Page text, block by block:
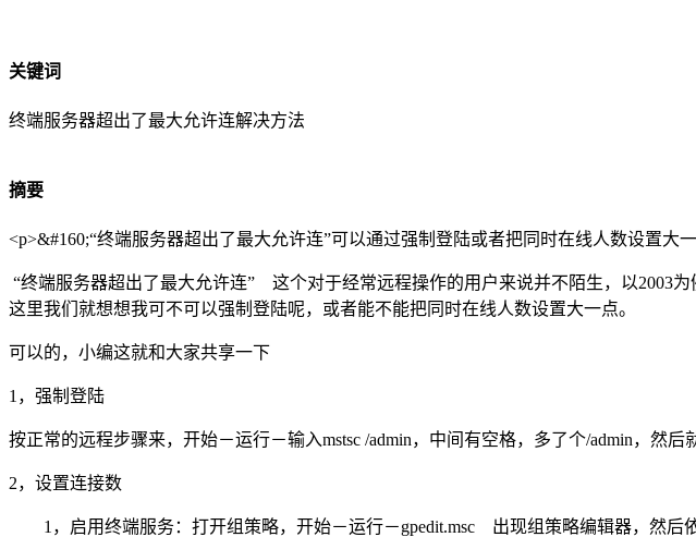
关键词
终端服务器超出了最大允许连解决方法
摘要
<p>&#160;“终端服务器超出了最大允许连”可以通过强制登陆或者把同时在线人数设置大
“终端服务器超出了最大允许连” 这个对于经常远程操作的用户来说并不陌生，以2003
这里我们就想想我可不可以强制登陆呢，或者能不能把同时在线人数设置大一点。
可以的，小编这就和大家共享一下
1，强制登陆
按正常的远程步骤来，开始－运行－输入mstsc /admin，中间有空格，多了个/admin，然后
2，设置连接数
1，启用终端服务：打开组策略，开始－运行－gpedit.msc 出现组策略编辑器，然后